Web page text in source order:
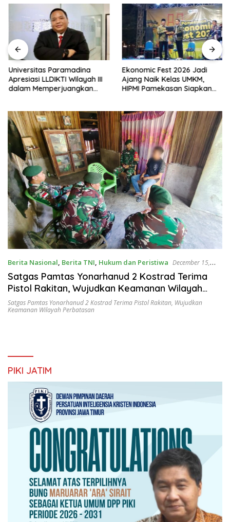
Universitas Paramadina
Apresiasi LLDIKTI Wilayah III
dalam Memperjuangkan
Ekonomic Fest 2026 Jadi
Ajang Naik Kelas UMKM,
HIPMI Pamekasan Siapkan
Berita Nasional, Berita TNI, Hukum dan Peristiwa December 15,
2025
Satgas Pamtas Yonarhanud 2 Kostrad Terima
Pistol Rakitan, Wujudkan Keamanan Wilayah
Perbatasan
Satgas Pamtas Yonarhanud 2 Kostrad Terima Pistol Rakitan, Wujudkan
Keamanan Wilayah Perbatasan
PIKI JATIM